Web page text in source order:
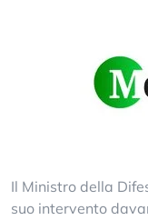
Il Ministro della
suo intervento